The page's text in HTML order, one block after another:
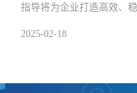
指导将为企业打造高效、
2025-02-18